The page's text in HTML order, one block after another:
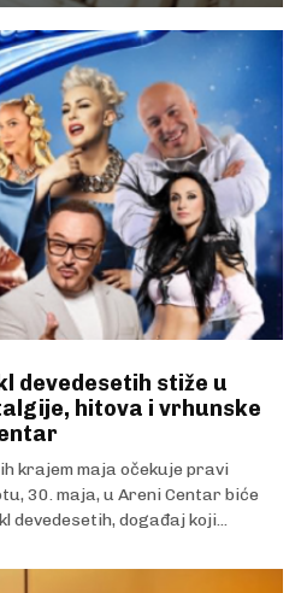
devedesetih stiže u
hitova i vrhunske
krajem maja očekuje pravi
30. maja, u Areni Centar biće
devedesetih, događaj koji...